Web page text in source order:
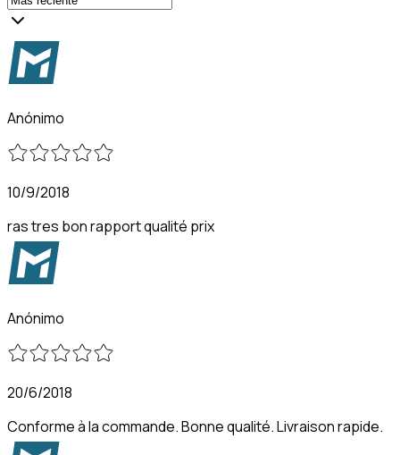
Anónimo
10/9/2018
ras tres bon rapport qualité prix
Anónimo
20/6/2018
Conforme à la commande. Bonne qualité. Livraison rapide.